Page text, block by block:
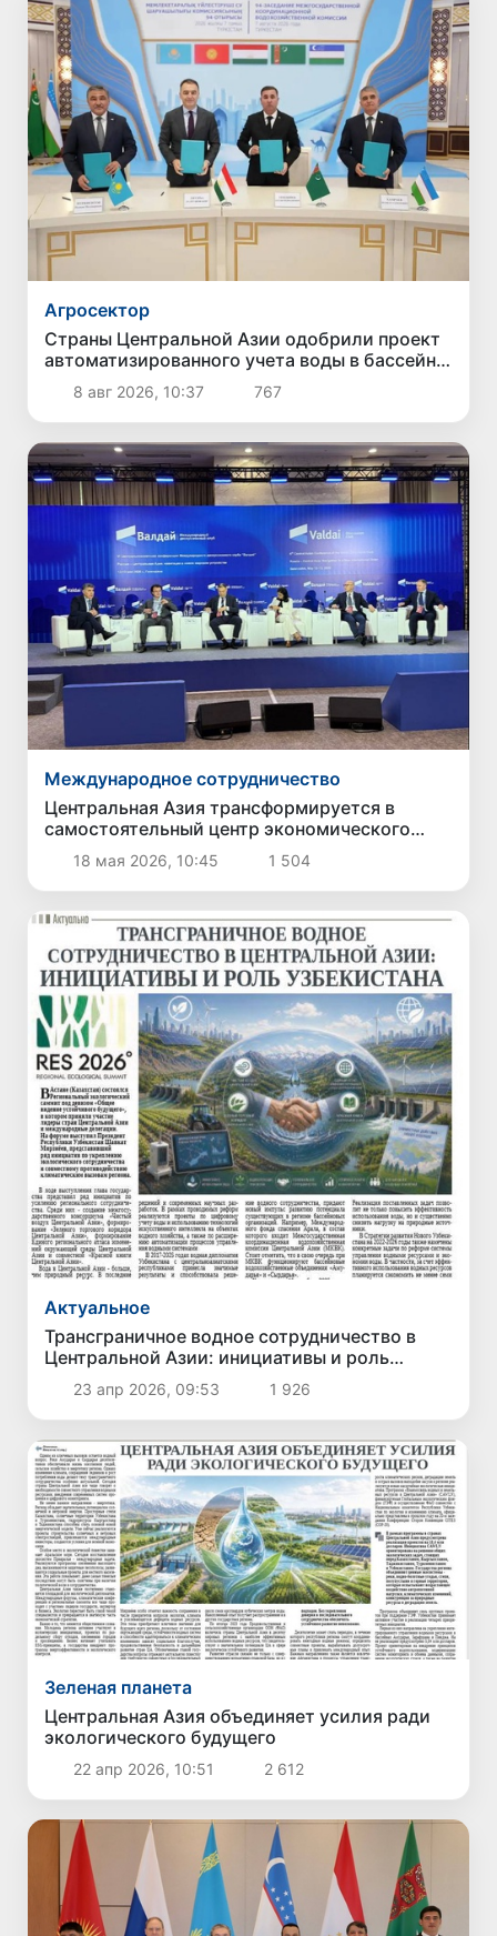
Агросектор
Страны Центральной Азии одобрили проект
автоматизированного учета воды в бассейне
Сырдарьи
8 авг 2026, 10:37 767
Международное сотрудничество
Центральная Азия трансформируется в
самостоятельный центр экономического
роста и логистической связанности Евразии
18 мая 2026, 10:45 1 504
Актуальное
Трансграничное водное сотрудничество в
Центральной Азии: инициативы и роль
Узбекистана
23 апр 2026, 09:53 1 926
Зеленая планета
Центральная Азия объединяет усилия ради
экологического будущего
22 апр 2026, 10:51 2 612